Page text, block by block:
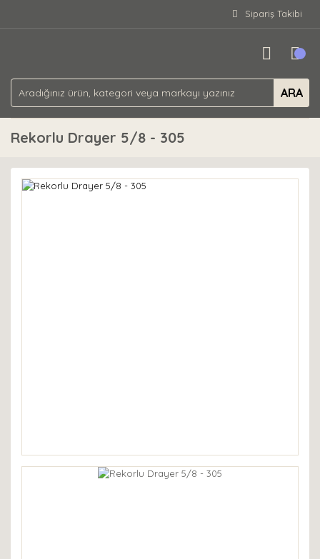
Sipariş Takibi
ARA
Rekorlu Drayer 5/8 - 305